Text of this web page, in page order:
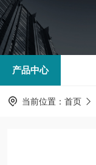
产品中心
当前位置： 首页